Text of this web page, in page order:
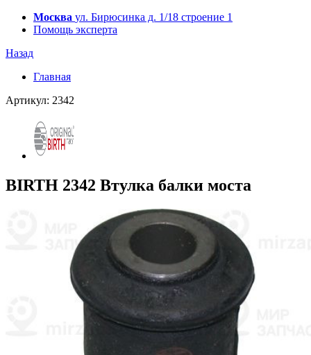
Москва ул. Бирюсинка д. 1/18 строение 1
Помощь эксперта
Назад
Главная
Артикул: 2342
BIRTH 2342 Втулка балки моста